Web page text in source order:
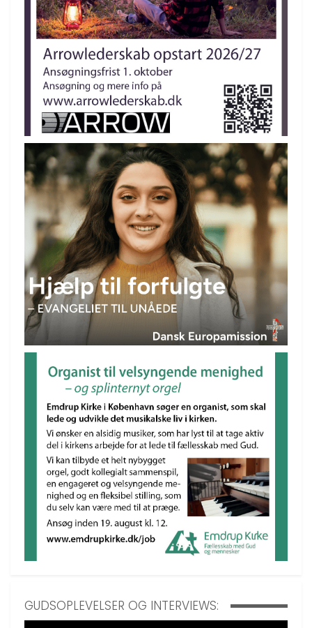
GUDSOPLEVELSER OG INTERVIEWS: